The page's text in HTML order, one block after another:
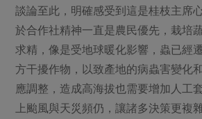
談論至此，明確感受到這是桂枝主席
於合作社精神一直是農民優先，栽培
求精，像是受地球暖化影響，蟲已經
方干擾作物，以致產地的病蟲害變化
應調整，造成高海拔也需要增加人工
上颱風與天災頻仍，讓諸多決策更複雜